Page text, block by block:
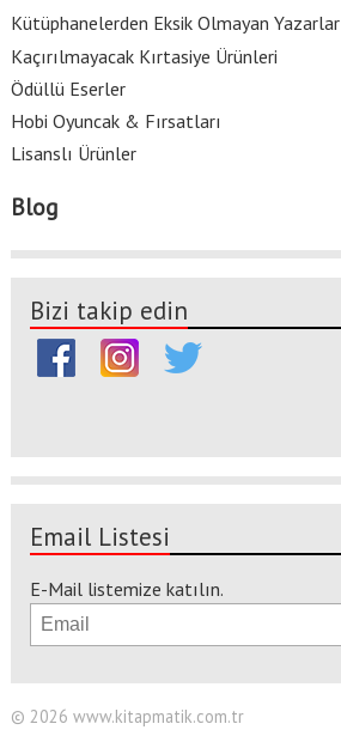
Kütüphanelerden Eksik Olmayan Yazarlar
Kaçırılmayacak Kırtasiye Ürünleri
Ödüllü Eserler
Hobi Oyuncak & Fırsatları
Lisanslı Ürünler
Blog
Bizi takip edin
Email Listesi
E-Mail listemize katılın.
© 2026 www.kitapmatik.com.tr